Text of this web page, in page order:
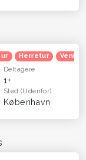
Herretur
Deltagere
1+
Sted(Udenfor)
København